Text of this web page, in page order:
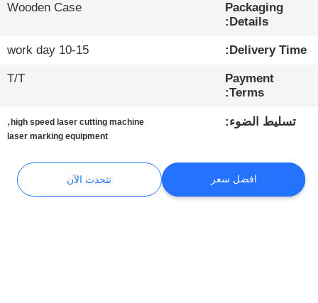
ضبط
الجودة
أخبار
نتحدث
Packaging
Details:
Wooden Case
Delivery Time:
10-15 work day
Payment
Terms:
T/T
تسليط الضوء: high speed laser cutting machine
,
laser marking equipment
افضل سعر نتحدث الآن